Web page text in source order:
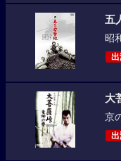
五
昭
出
大
京
出